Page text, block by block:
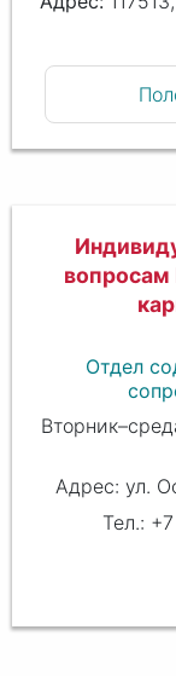
вопросам
Отдел
Адрес: ул.
Тел.: